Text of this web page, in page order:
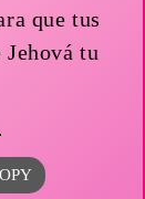
que tus
tu